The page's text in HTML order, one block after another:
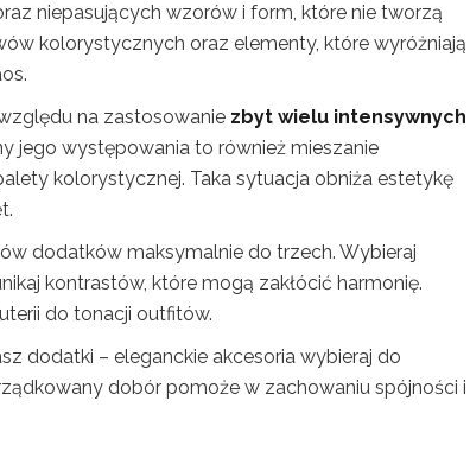
niepasujących wzorów i form, które nie tworzą
kolorystycznych oraz elementy, które wyróżniają
na zastosowanie zbyt wielu intensywnych
jego występowania to również mieszanie
kolorystycznej. Taka sytuacja obniża estetykę
dodatków maksymalnie do trzech. Wybieraj
kontrastów, które mogą zakłócić harmonię.
do tonacji outfitów.
dodatki – eleganckie akcesoria wybieraj do
dobór pomoże w zachowaniu spójności i